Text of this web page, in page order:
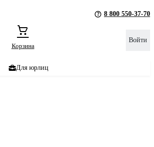
8 800 550-37-70
Корзина
Войти
Для юрлиц